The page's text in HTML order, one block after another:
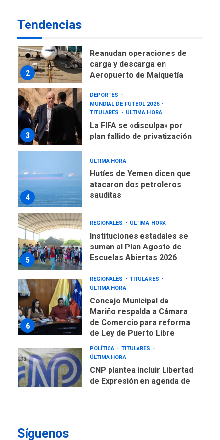
Tendencias
2
Reanudan operaciones de
carga y descarga en
Aeropuerto de Maiquetía
3
DEPORTES
MUNDIAL DE FÚTBOL 2026
TITULARES
ÚLTIMA HORA
La FIFA se «disculpa» por
plan fallido de privatización
4
ÚLTIMA HORA
Hutíes de Yemen dicen que
atacaron dos petroleros
sauditas
5
REGIONALES ÚLTIMA HORA
Instituciones estadales se
suman al Plan Agosto de
Escuelas Abiertas 2026
6
REGIONALES
TITULARES
ÚLTIMA HORA
Concejo Municipal de
Mariño respalda a Cámara
de Comercio para reforma
de Ley de Puerto Libre
POLÍTICA
TITULARES
ÚLTIMA HORA
CNP plantea incluir Libertad
de Expresión en agenda de
Síguenos